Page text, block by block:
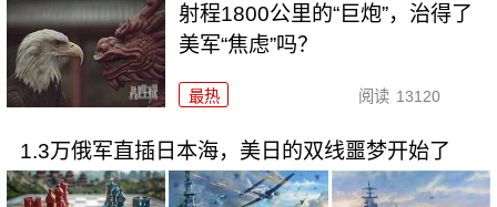
射程1800公里的“巨炮”，治得了
美军“焦虑”吗？
最热 阅读 13120
1.3万俄军直插日本海，美日的双线噩梦开始了